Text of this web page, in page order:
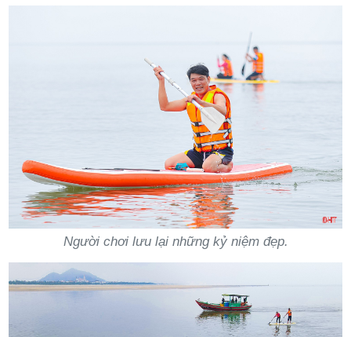
Người chơi lưu lại những kỷ niệm đẹp.